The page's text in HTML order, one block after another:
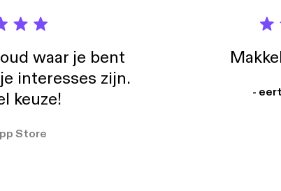
waar je bent
interesses zijn.
keuze!
Store
-